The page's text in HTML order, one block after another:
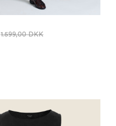
1.599,00 DKK